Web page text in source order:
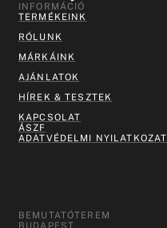
INFORMÁCIÓ
TERMÉKEINK
RÓLUNK
MÁRKÁINK
AJÁNLATOK
HÍREK & TESZTEK
KAPCSOLAT
ÁSZF
ADATVÉDELMI NYILATKOZAT
BEMUTATÓTEREM